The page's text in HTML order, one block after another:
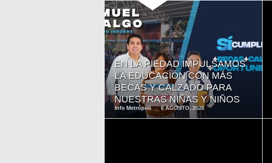
EN LA PIEDAD IMPULSAMOS
LA EDUCACIÓN CON MÁS
BECAS Y CALZADO PARA
NUESTRAS NIÑAS Y NIÑOS
Info Metrópoli 6 AGOSTO, 2026
READ
MORE